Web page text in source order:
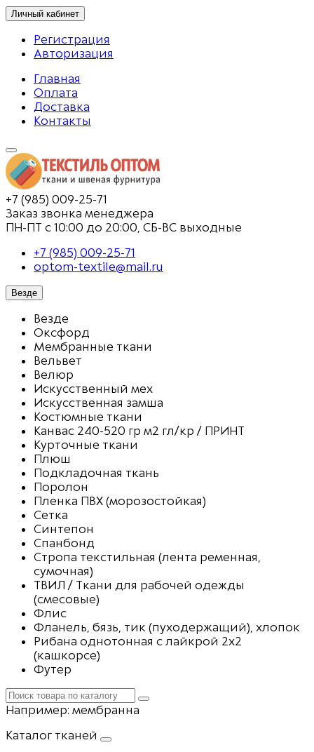
Личный кабинет
Регистрация
Авторизация
Главная
Оплата
Доставка
Контакты
+7 (985) 009-25-71
Заказ звонка менеджера
ПН-ПТ с 10:00 до 20:00, СБ-ВС выходные
+7 (985) 009-25-71
optom-textile@mail.ru
Везде
Везде
Оксфорд
Мембранные ткани
Вельвет
Велюр
Искусственный мех
Искусственная замша
Костюмные ткани
Канвас 240-520 гр м2 гл/кр / ПРИНТ
Курточные ткани
Плюш
Подкладочная ткань
Поролон
Пленка ПВХ (морозостойкая)
Сетка
Синтепон
Спанбонд
Стропа текстильная (лента ременная,
сумочная)
ТВИЛ / Ткани для рабочей одежды
(смесовые)
Флис
Фланель, бязь, тик (пуходержащий), хлопок
Рибана однотонная с лайкрой 2х2
(кашкорсе)
Футер
Например: мембранна
Каталог тканей